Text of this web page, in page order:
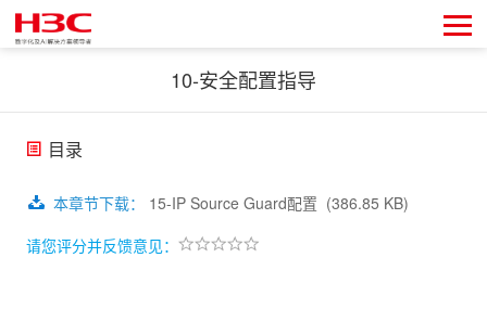
10-安全配置指导
目录
本章节下载： 15-IP Source Guard配置 (386.85 KB)
请您评分并反馈意见：